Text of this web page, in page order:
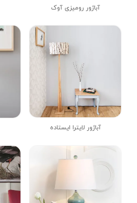
آباژور رومیزی آوک
آباژور لایترا ایستاده